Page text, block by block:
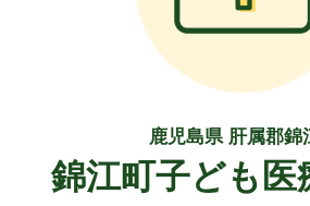
鹿児島県 肝属郡錦
錦江町子ども医